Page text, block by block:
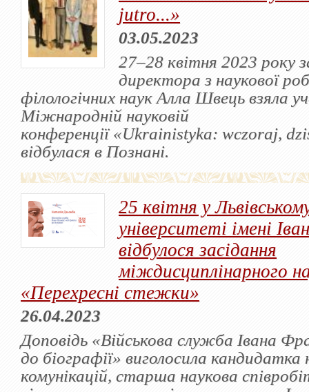
jutro...»
03.05.2023
27–28 квітня 2023 року
директора з наукової
філологічних наук Алла Швець взяла
Міжнародній науковій
конференції «Ukrainistyka: wczoraj,
відбулася в Познані.
25 квітня у
університеті імені
відбулося засідання
міждисциплінарного
«Перехресні стежки»
26.04.2023
Доповідь «Військова служба Івана
до біографії» виголосила кандидатка
комунікацій, старша наукова